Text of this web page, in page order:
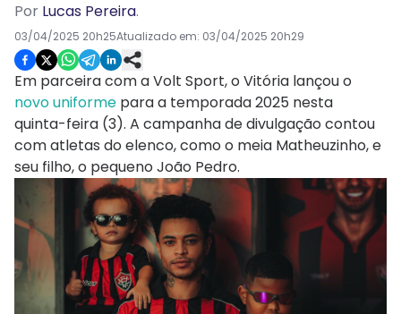
Por Lucas Pereira.
03/04/2025 20h25Atualizado em: 03/04/2025 20h29
Em parceira com a Volt Sport, o Vitória lançou o
novo uniforme para a temporada 2025 nesta
quinta-feira (3). A campanha de divulgação contou
com atletas do elenco, como o meia Matheuzinho, e
seu filho, o pequeno João Pedro.